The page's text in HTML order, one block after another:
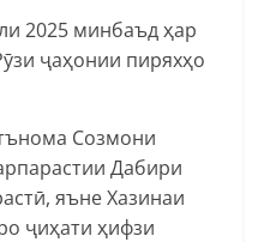
2025 минбаъд ҳар
ҷаҳонии пиряхҳо
Созмони
Дабири
яъне Хазинаи
ҷиҳати ҳифзи